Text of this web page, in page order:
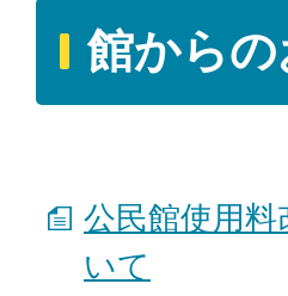
館から
公民館使用料
いて